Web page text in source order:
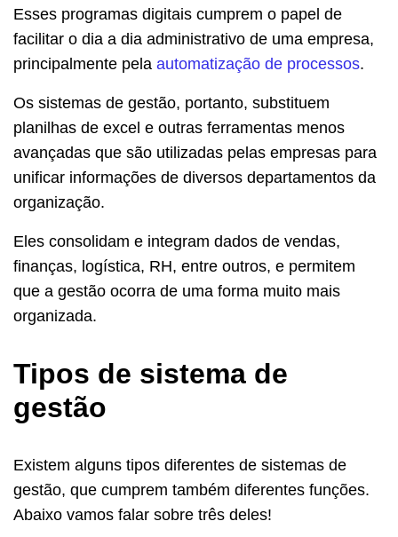
Esses programas digitais cumprem o papel de
facilitar o dia a dia administrativo de uma empresa,
principalmente pela automatização de processos.
Os sistemas de gestão, portanto, substituem
planilhas de excel e outras ferramentas menos
avançadas que são utilizadas pelas empresas para
unificar informações de diversos departamentos da
organização.
Eles consolidam e integram dados de vendas,
finanças, logística, RH, entre outros, e permitem
que a gestão ocorra de uma forma muito mais
organizada.
Tipos de sistema de
gestão
Existem alguns tipos diferentes de sistemas de
gestão, que cumprem também diferentes funções.
Abaixo vamos falar sobre três deles!